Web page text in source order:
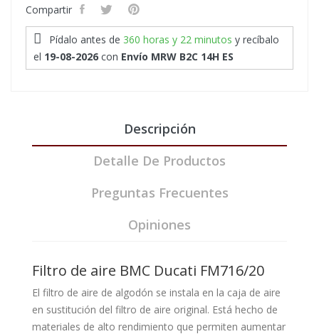
Compartir
Pídalo antes de 360 horas y 22 minutos y recíbalo
el 19-08-2026 con Envío MRW B2C 14H ES
Descripción
Detalle De Productos
Preguntas Frecuentes
Opiniones
Filtro de aire BMC Ducati FM716/20
El filtro de aire de algodón se instala en la caja de aire
en sustitución del filtro de aire original. Está hecho de
materiales de alto rendimiento que permiten aumentar